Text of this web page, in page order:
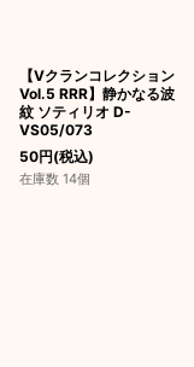
【Vクランコレクション
Vol.5 RRR】静かなる波
紋 ソティリオ D-
VS05/073
50円(税込)
在庫数 14個